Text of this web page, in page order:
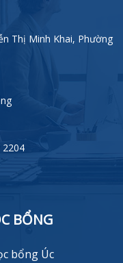
Thị Minh Khai, Phường
2204
BỔNG
bổng Úc